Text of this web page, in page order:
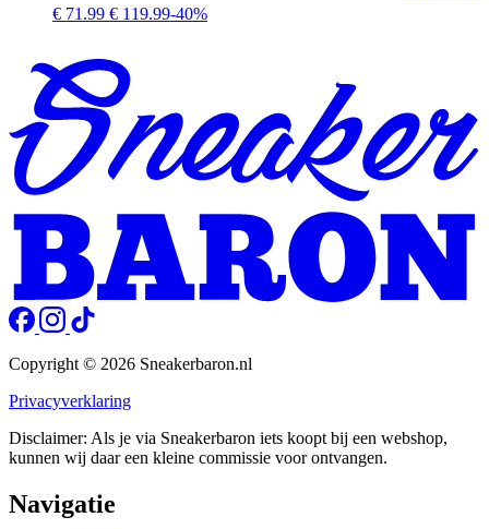
€ 71.99 € 119.99-40%
Copyright © 2026 Sneakerbaron.nl
Privacyverklaring
Disclaimer: Als je via Sneakerbaron iets koopt bij een webshop,
kunnen wij daar een kleine commissie voor ontvangen.
Navigatie